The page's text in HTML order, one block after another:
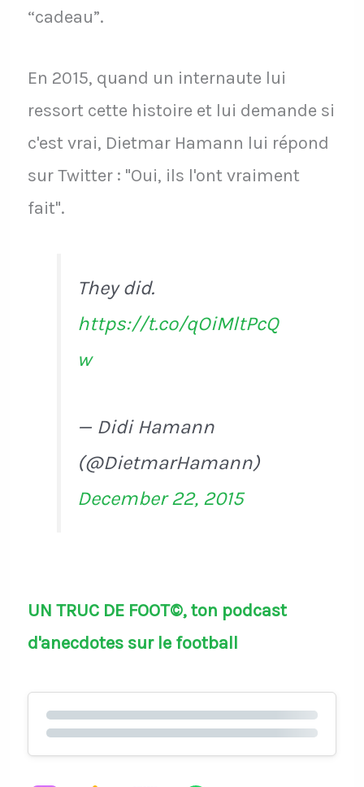
“cadeau”.
En 2015, quand un internaute lui
ressort cette histoire et lui demande si
c'est vrai, Dietmar Hamann lui répond
sur Twitter : "Oui, ils l'ont vraiment
fait".
They did.
https://t.co/qOiMltPcQ
w
— Didi Hamann
(@DietmarHamann)
December 22, 2015
UN TRUC DE FOOT©, ton podcast
d'anecdotes sur le football